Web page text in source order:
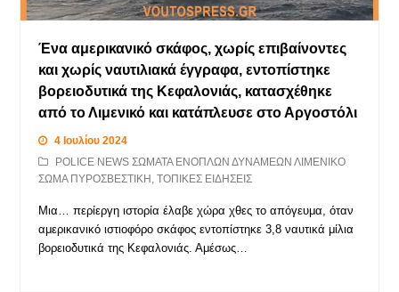
Ένα αμερικανικό σκάφος, χωρίς επιβαίνοντες
και χωρίς ναυτιλιακά έγγραφα, εντοπίστηκε
βορειοδυτικά της Κεφαλονιάς, κατασχέθηκε
από το Λιμενικό και κατάπλευσε στο Αργοστόλι
4 Ιουλίου 2024
POLICE NEWS ΣΩΜΑΤΑ ΕΝΟΠΛΩΝ ΔΥΝΑΜΕΩΝ ΛΙΜΕΝΙΚΟ
ΣΩΜΑ ΠΥΡΟΣΒΕΣΤΙΚΗ ,ΤΟΠΙΚΕΣ ΕΙΔΗΣΕΙΣ
Μια… περίεργη ιστορία έλαβε χώρα χθες το απόγευμα, όταν
αμερικανικό ιστιοφόρο σκάφος εντοπίστηκε 3,8 ναυτικά μίλια
βορειοδυτικά της Κεφαλονιάς. Αμέσως…